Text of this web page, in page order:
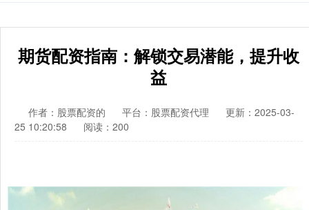
期货配资指南：解锁交易潜能，提升收
益
作者：股票配资的 平台：股票配资代理
更新：2025-03-
25 10:20:58
阅读：200